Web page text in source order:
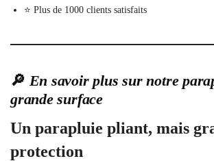
⭐ Plus de 1000 clients satisfaits
🔎 En savoir plus sur notre
grande surface
Un parapluie pliant, mais
protection